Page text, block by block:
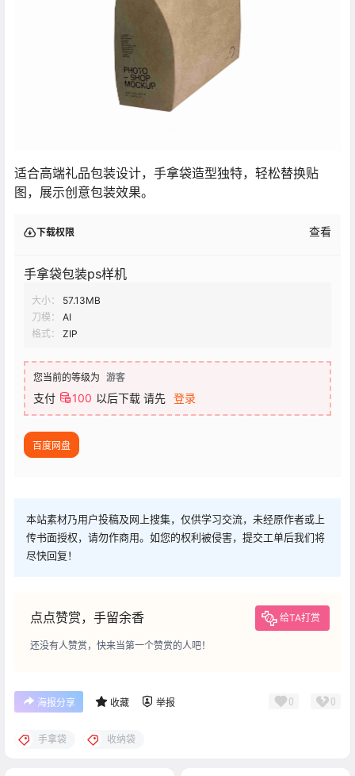
适合高端礼品包装设计，手拿袋造型独特，轻松替换贴
图，展示创意包装效果。
下载权限 查看
手拿袋包装ps样机
大小：
57.13MB
刀模：
AI
格式：
ZIP
您当前的等级为 游客
支付 100 以后下载 请先 登录
百度网盘
本站素材乃用户投稿及网上搜集，仅供学习交流，未经原作者或上
传书面授权，请勿作商用。如您的权利被侵害，提交工单后我们将
尽快回复！
点点赞赏，手留余香 给TA打赏
还没有人赞赏，快来当第一个赞赏的人吧！
海报分享 收藏 举报 0 0
手拿袋 收纳袋